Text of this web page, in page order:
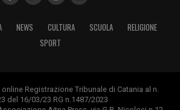
NEWS CULTURA SCUOLA
RELIGIONE
SPORT
Registrazione Tribunale di Catania al n.
del 16/03/23 RG n.1487/2023